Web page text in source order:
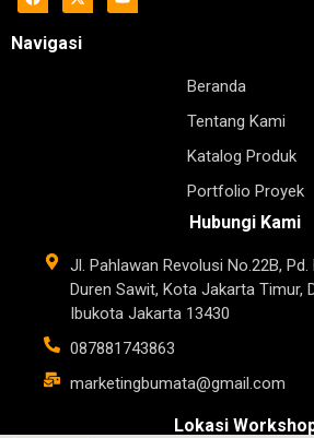
Navigasi
Beranda
Tentang Kami
Katalog Produk
Portfolio Proyek
Hubungi Kami
Jl. Pahlawan Revolusi No.22B, Pd.
Duren Sawit, Kota Jakarta Timur,
Ibukota Jakarta 13430
087881743863
marketingbumata@gmail.com
Lokasi